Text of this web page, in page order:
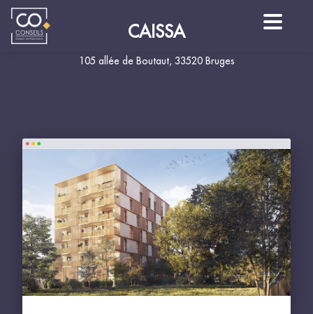
CAISSA
105 allée de Boutaut, 33520 Bruges